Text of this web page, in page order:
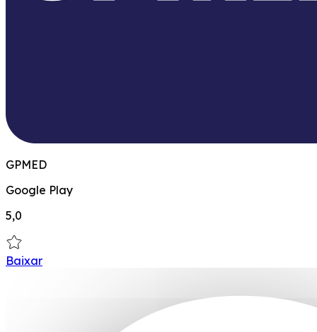
GPMED
Google Play
5,0
Baixar